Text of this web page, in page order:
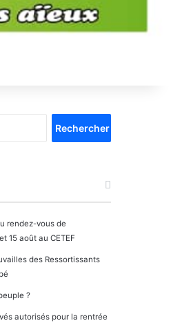
rendez-vous de
15 août au CETEF
des Ressortissants
?
autorisés pour la rentrée